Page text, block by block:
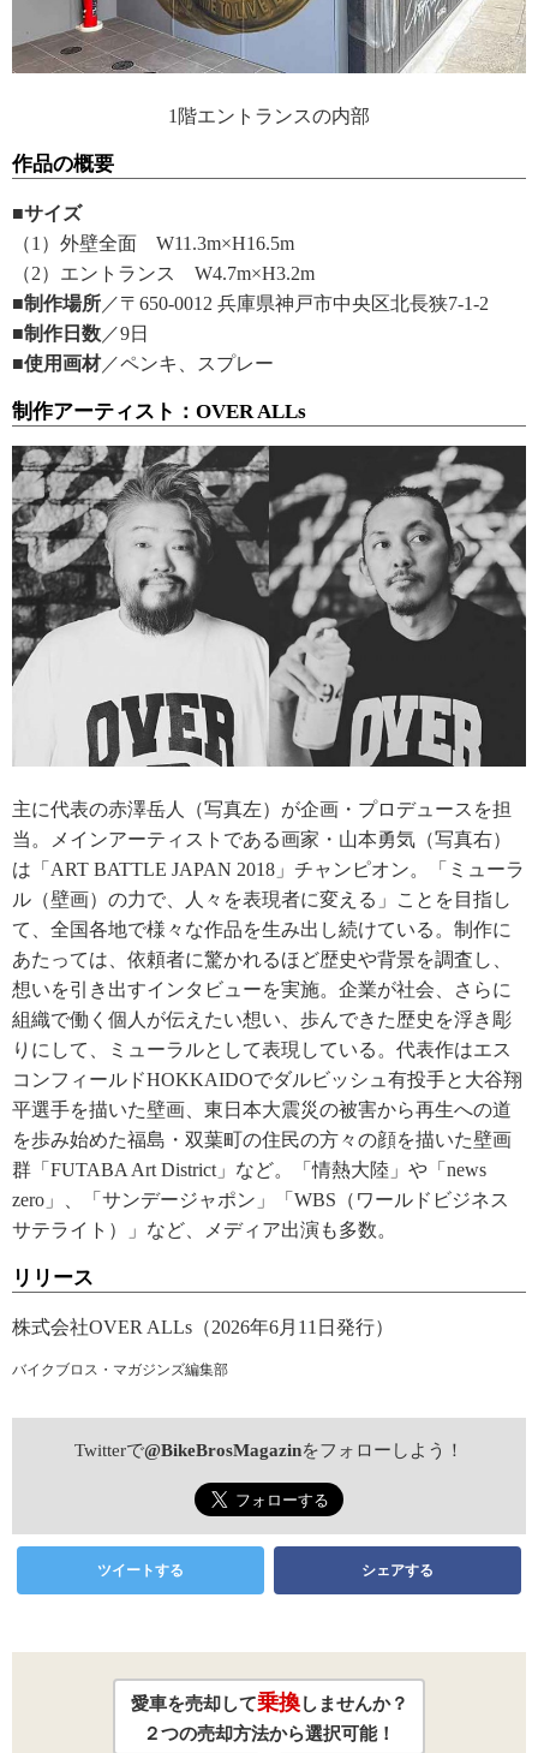
1階エントランスの内部
作品の概要
■サイズ
（1）外壁全面 W11.3m×H16.5m
（2）エントランス W4.7m×H3.2m
■制作場所 ／〒650-0012 兵庫県神戸市中央区北長狭7-1-2
■制作日数 ／9日
■使用画材／ペンキ、スプレー
制作アーティスト：OVER ALLs
主に代表の赤澤岳人（写真左）が企画・プロデュースを担
当。メインアーティストである画家・山本勇気（写真右）
は「ART BATTLE JAPAN 2018」チャンピオン。「ミューラ
ル（壁画）の力で、人々を表現者に変える」ことを目指し
て、全国各地で様々な作品を生み出し続けている。制作に
あたっては、依頼者に驚かれるほど歴史や背景を調査し、
想いを引き出すインタビューを実施。企業が社会、さらに
組織で働く個人が伝えたい想い、歩んできた歴史を浮き彫
りにして、ミューラルとして表現している。代表作はエス
コンフィールドHOKKAIDOでダルビッシュ有投手と大谷翔
平選手を描いた壁画、東日本大震災の被害から再生への道
を歩み始めた福島・双葉町の住民の方々の顔を描いた壁画
群「FUTABA Art District」など。「情熱大陸」や「news
zero」、「サンデージャポン」「WBS（ワールドビジネス
サテライト）」など、メディア出演も多数。
リリース
株式会社OVER ALLs（2026年6月11日発行）
バイクブロス・マガジンズ編集部
Twitterで@BikeBrosMagazinをフォローしよう！
ツイートする シェアする
愛車を売却して乗換しませんか？
２つの売却方法から選択可能！